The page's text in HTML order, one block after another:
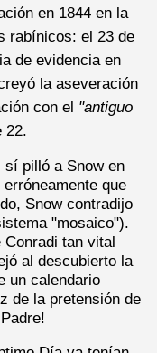
en 1844 en la
rabínicos: el 23 de
de evidencia en
la aseveración
con el "antiguo
22.
sí pilló a Snow en
que
Snow contradijo
"mosaico").
Conradi tan vital
al descubierto la
un calendario
de la pretensión de